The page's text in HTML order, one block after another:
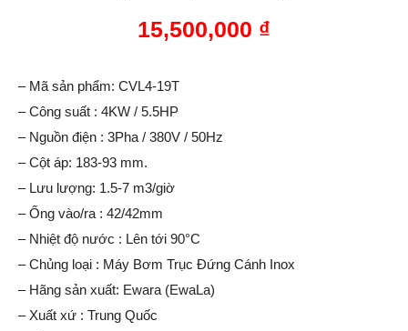
15,500,000 ₫
– Mã sản phẩm: CVL4-19T
– Công suất : 4KW / 5.5HP
– Nguồn điện : 3Pha / 380V / 50Hz
– Cột áp: 183-93 mm.
– Lưu lượng: 1.5-7 m3/giờ
– Ống vào/ra : 42/42mm
– Nhiệt độ nước : Lên tới 90°C
– Chủng loại : Máy Bơm Trục Đứng Cánh Inox
– Hãng sản xuất: Ewara (EwaLa)
– Xuất xứ : Trung Quốc